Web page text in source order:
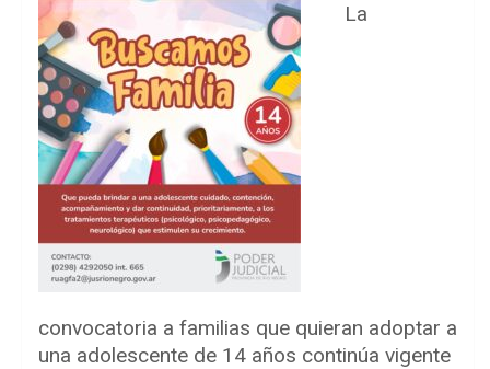
La
convocatoria a familias que quieran adoptar a
una adolescente de 14 años continúa vigente